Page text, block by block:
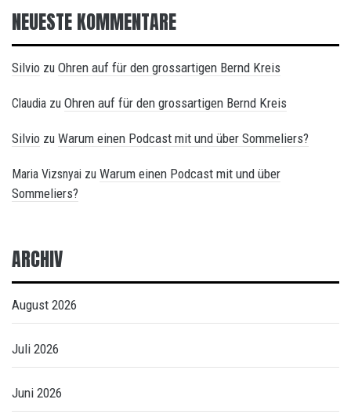
NEUESTE KOMMENTARE
Silvio zu Ohren auf für den grossartigen Bernd Kreis
Claudia zu Ohren auf für den grossartigen Bernd Kreis
Silvio zu Warum einen Podcast mit und über Sommeliers?
Maria Vizsnyai zu Warum einen Podcast mit und über
Sommeliers?
ARCHIV
August 2026
Juli 2026
Juni 2026